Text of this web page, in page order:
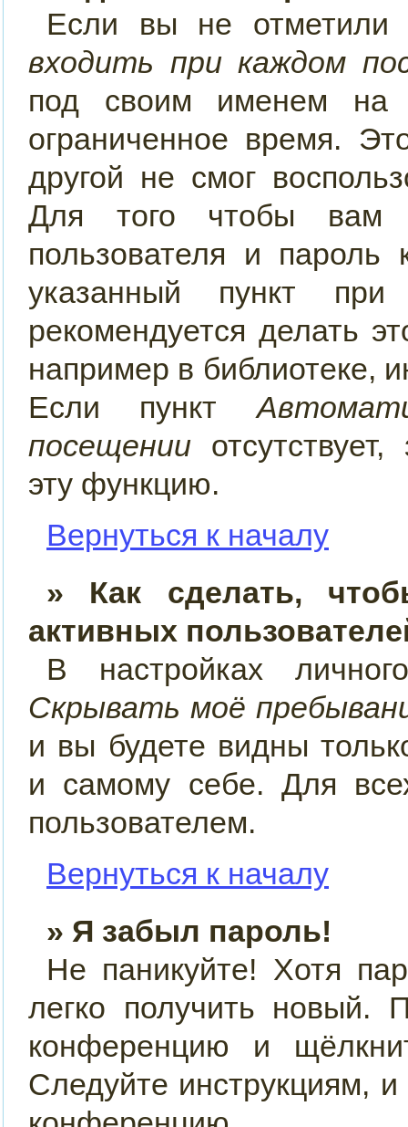
Если вы не
входить при каждом
под своим именем на
ограниченное время.
другой не смог
Для того чтобы вам
пользователя и
указанный пункт
рекомендуется делать
например в библиотеке,
Если пункт
посещении
эту функцию.
Вернуться к началу
» Как сделать,
активных
В настройках
Скрывать моё
и вы будете видны
и самому себе. Для
пользователем.
Вернуться к началу
» Я забыл пароль!
Не паникуйте! Хотя
легко получить новый.
конференцию и
Следуйте инструкциям,